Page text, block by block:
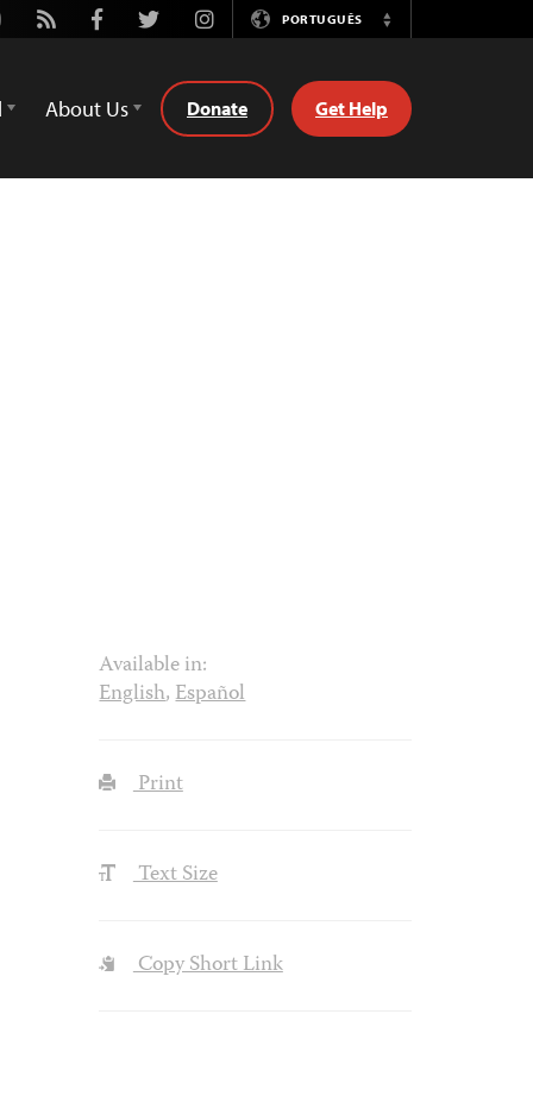
Rss FacebookTwitterInstagramPORTUGUÊS
Switch
About Us Donate Get Help
Available in:
English,Español
Print
Text Size
Copy Short Link